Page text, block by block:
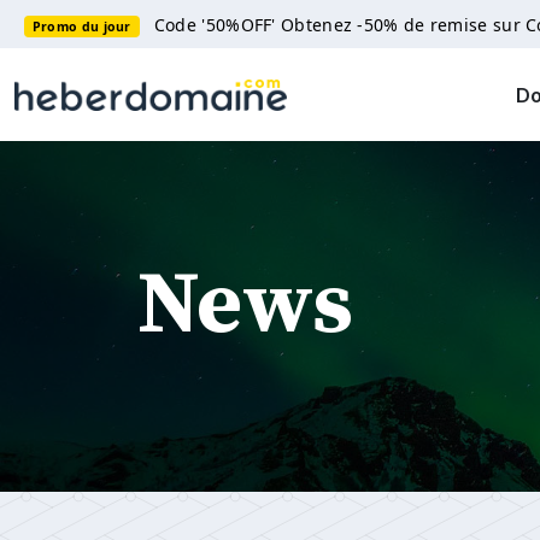
Promo du jour Code '50%OFF' Obtenez -50% de remise sur
News